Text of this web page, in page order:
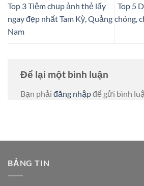
Top 3 Tiệm chụp ảnh thẻ lấy
ngay đẹp nhất Tam Kỳ, Quảng
Nam
Top 5
chóng,
Để lại một bình luận
Bạn phải đăng nhậpđể gửi bình
BẢNG TIN